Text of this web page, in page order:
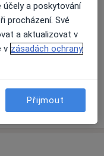
a poskytování
procházení. Své
a aktualizovat v
v zásadách ochrany
Přijmout